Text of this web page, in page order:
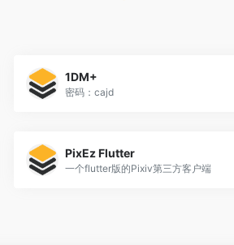
1DM+
密码：cajd
PixEz Flutter
一个flutter版的Pixiv第三方客户端